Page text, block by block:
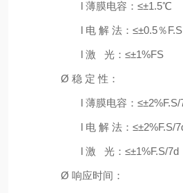
l 薄膜电容：≤±1.5℃
l 电 解 法：≤±0.5％F.S
l 激 光：≤±1%FS
Ø 稳 定 性：
l 薄膜电容：≤±2%F.S/
l 电 解 法：≤±2%F.S/
l 激 光：≤±1%F.S/7d
Ø 响应时间：